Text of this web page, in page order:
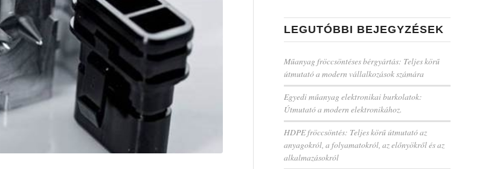
LEGUTÓBBI BEJEGYZÉSEK
Műanyag fröccsöntéses bérgyártás: Teljes körű
útmutató a modern vállalkozások számára
Egyedi műanyag elektronikai burkolatok:
Útmutató a modern elektronikához.
HDPE fröccsöntés: Teljes körű útmutató az
anyagokról, a folyamatokról, az előnyökről és az
alkalmazásokról